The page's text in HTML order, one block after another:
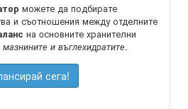
можете да подбирате
и съотношения между отделните
на oсновните хранителни
и въглехидратите.
сега!